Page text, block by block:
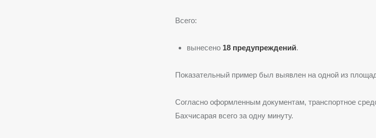
Всего:
вынесено 18 предупреждений.
Показательный пример был выявлен на одной из
Согласно оформленным документам, транспортное
Бахчисарая всего за одну минуту.